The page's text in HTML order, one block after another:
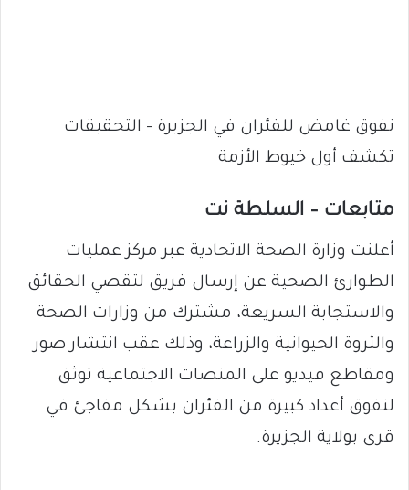
نفوق غامض للفئران في الجزيرة – التحقيقات
تكشف أول خيوط الأزمة
متابعات – السلطة نت
أعلنت وزارة الصحة الاتحادية عبر مركز عمليات
الطوارئ الصحية عن إرسال فريق لتقصي الحقائق
والاستجابة السريعة، مشترك من وزارات الصحة
والثروة الحيوانية والزراعة، وذلك عقب انتشار صور
ومقاطع فيديو على المنصات الاجتماعية توثق
لنفوق أعداد كبيرة من الفئران بشكل مفاجئ في
قرى بولاية الجزيرة.